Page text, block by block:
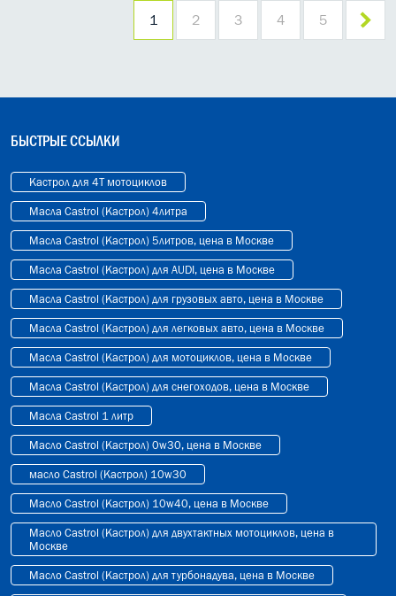
1 2 3 4 5
БЫСТРЫЕ ССЫЛКИ
Кастрол для 4T мотоциклов
Масла Castrol (Кастрол) 4литра
Масла Castrol (Кастрол) 5литров, цена в Москве
Масла Castrol (Кастрол) для AUDI, цена в Москве
Масла Castrol (Кастрол) для грузовых авто, цена в Москве
Масла Castrol (Кастрол) для легковых авто, цена в Москве
Масла Castrol (Кастрол) для мотоциклов, цена в Москве
Масла Castrol (Кастрол) для снегоходов, цена в Москве
Масла Castrol 1 литр
Масло Castrol (Кастрол) 0w30, цена в Москве
масло Castrol (Кастрол) 10w30
Масло Castrol (Кастрол) 10w40, цена в Москве
Масло Castrol (Кастрол) для двухтактных мотоциклов, цена в
Москве
Масло Castrol (Кастрол) для турбонадува, цена в Москве